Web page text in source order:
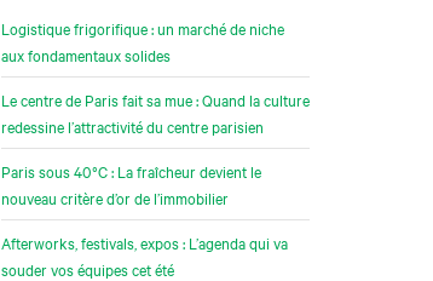
Logistique frigorifique : un marché de niche
aux fondamentaux solides
Le centre de Paris fait sa mue : Quand la culture
redessine l’attractivité du centre parisien
Paris sous 40°C : La fraîcheur devient le
nouveau critère d’or de l’immobilier
Afterworks, festivals, expos : L’agenda qui va
souder vos équipes cet été